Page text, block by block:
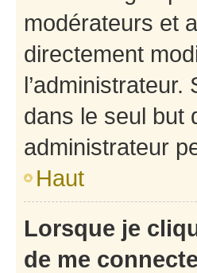
modérateurs et
directement
dans le seul but
administrateur
Haut
Lorsque je
de me